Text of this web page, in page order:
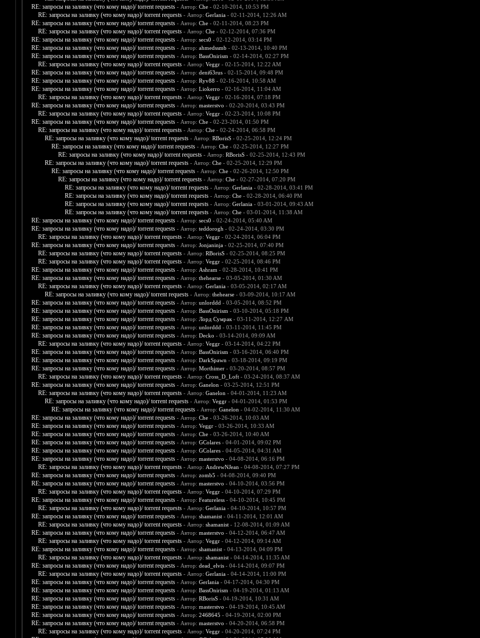
RE: запросы на заливку (что кому надо)/ torrent requests - Автор: Che- 02-10-2014, 10:53 PM
RE: запросы на заливку (что кому надо)/ torrent requests - Автор: Gerlania- 02-11-2014, 12:26 AM
RE: запросы на заливку (что кому надо)/ torrent requests - Автор: Che- 02-11-2014, 08:23 PM
RE: запросы на заливку (что кому надо)/ torrent requests - Автор: Che- 02-12-2014, 07:36 PM
RE: запросы на заливку (что кому надо)/ torrent requests - Автор: secs0 - 02-12-2014, 03:14 PM
RE: запросы на заливку (что кому надо)/ torrent requests - Автор: ahmedssmb - 02-13-2014, 10:40 PM
RE: запросы на заливку (что кому надо)/ torrent requests - Автор: BassOnirism - 02-14-2014, 02:27 PM
RE: запросы на заливку (что кому надо)/ torrent requests - Автор: Veggr- 02-15-2014, 12:22 AM
RE: запросы на заливку (что кому надо)/ torrent requests - Автор: deni63rus- 02-15-2014, 09:48 PM
RE: запросы на заливку (что кому надо)/ torrent requests - Автор: Ryv88 - 02-16-2014, 10:58 AM
RE: запросы на заливку (что кому надо)/ torrent requests - Автор: Liokerro - 02-16-2014, 11:04 AM
RE: запросы на заливку (что кому надо)/ torrent requests - Автор: Veggr- 02-16-2014, 07:18 PM
RE: запросы на заливку (что кому надо)/ torrent requests - Автор: masterstvo - 02-20-2014, 03:43 PM
RE: запросы на заливку (что кому надо)/ torrent requests - Автор: Veggr- 02-23-2014, 10:08 PM
RE: запросы на заливку (что кому надо)/ torrent requests - Автор: Che- 02-23-2014, 01:50 PM
RE: запросы на заливку (что кому надо)/ torrent requests - Автор: Che- 02-24-2014, 06:58 PM
RE: запросы на заливку (что кому надо)/ torrent requests - Автор: RBorisS- 02-25-2014, 12:24 PM
RE: запросы на заливку (что кому надо)/ torrent requests - Автор: Che- 02-25-2014, 12:27 PM
RE: запросы на заливку (что кому надо)/ torrent requests - Автор: RBorisS- 02-25-2014, 12:43 PM
RE: запросы на заливку (что кому надо)/ torrent requests - Автор: Che- 02-25-2014, 12:29 PM
RE: запросы на заливку (что кому надо)/ torrent requests - Автор: Che- 02-26-2014, 12:50 PM
RE: запросы на заливку (что кому надо)/ torrent requests - Автор: Che- 02-27-2014, 07:20 PM
RE: запросы на заливку (что кому надо)/ torrent requests - Автор: Gerlania- 02-28-2014, 03:41 PM
RE: запросы на заливку (что кому надо)/ torrent requests - Автор: Che- 02-28-2014, 06:40 PM
RE: запросы на заливку (что кому надо)/ torrent requests - Автор: Gerlania- 03-01-2014, 09:43 AM
RE: запросы на заливку (что кому надо)/ torrent requests - Автор: Che- 03-01-2014, 11:38 AM
RE: запросы на заливку (что кому надо)/ torrent requests - Автор: secs0 - 02-24-2014, 05:40 AM
RE: запросы на заливку (что кому надо)/ torrent requests - Автор: teddorogh - 02-24-2014, 03:30 PM
RE: запросы на заливку (что кому надо)/ torrent requests - Автор: Veggr- 02-24-2014, 06:04 PM
RE: запросы на заливку (что кому надо)/ torrent requests - Автор: Jonjaninja- 02-25-2014, 07:40 PM
RE: запросы на заливку (что кому надо)/ torrent requests - Автор: RBorisS- 02-25-2014, 08:25 PM
RE: запросы на заливку (что кому надо)/ torrent requests - Автор: Veggr- 02-25-2014, 08:46 PM
RE: запросы на заливку (что кому надо)/ torrent requests - Автор: Ashram - 02-28-2014, 10:41 PM
RE: запросы на заливку (что кому надо)/ torrent requests - Автор: thehearse- 03-05-2014, 01:30 AM
RE: запросы на заливку (что кому надо)/ torrent requests - Автор: Gerlania- 03-05-2014, 02:17 AM
RE: запросы на заливку (что кому надо)/ torrent requests - Автор: thehearse- 03-09-2014, 10:17 AM
RE: запросы на заливку (что кому надо)/ torrent requests - Автор: unlorddd - 03-05-2014, 08:52 PM
RE: запросы на заливку (что кому надо)/ torrent requests - Автор: BassOnirism - 03-10-2014, 05:18 PM
RE: запросы на заливку (что кому надо)/ torrent requests - Автор: Лорд Сумрак- 03-11-2014, 12:27 AM
RE: запросы на заливку (что кому надо)/ torrent requests - Автор: unlorddd - 03-11-2014, 11:45 PM
RE: запросы на заливку (что кому надо)/ torrent requests - Автор: Decko - 03-14-2014, 09:09 AM
RE: запросы на заливку (что кому надо)/ torrent requests - Автор: Veggr- 03-14-2014, 04:22 PM
RE: запросы на заливку (что кому надо)/ torrent requests - Автор: BassOnirism - 03-16-2014, 06:40 PM
RE: запросы на заливку (что кому надо)/ torrent requests - Автор: DarkSpawn - 03-18-2014, 09:19 PM
RE: запросы на заливку (что кому надо)/ torrent requests - Автор: Morthimer- 03-20-2014, 08:57 PM
RE: запросы на заливку (что кому надо)/ torrent requests - Автор: Cross_D_Loft- 03-24-2014, 08:37 AM
RE: запросы на заливку (что кому надо)/ torrent requests - Автор: Ganelon - 03-25-2014, 12:51 PM
RE: запросы на заливку (что кому надо)/ torrent requests - Автор: Ganelon - 04-01-2014, 11:23 AM
RE: запросы на заливку (что кому надо)/ torrent requests - Автор: Veggr- 04-01-2014, 01:53 PM
RE: запросы на заливку (что кому надо)/ torrent requests - Автор: Ganelon - 04-02-2014, 11:30 AM
RE: запросы на заливку (что кому надо)/ torrent requests - Автор: Che- 03-26-2014, 10:03 AM
RE: запросы на заливку (что кому надо)/ torrent requests - Автор: Veggr- 03-26-2014, 10:33 AM
RE: запросы на заливку (что кому надо)/ torrent requests - Автор: Che- 03-26-2014, 10:40 AM
RE: запросы на заливку (что кому надо)/ torrent requests - Автор: GColares- 04-01-2014, 09:02 PM
RE: запросы на заливку (что кому надо)/ torrent requests - Автор: GColares- 04-05-2014, 04:31 AM
RE: запросы на заливку (что кому надо)/ torrent requests - Автор: masterstvo - 04-08-2014, 06:16 PM
RE: запросы на заливку (что кому надо)/ torrent requests - Автор: AndrewNJean - 04-08-2014, 07:27 PM
RE: запросы на заливку (что кому надо)/ torrent requests - Автор: zomb5 - 04-08-2014, 09:40 PM
RE: запросы на заливку (что кому надо)/ torrent requests - Автор: masterstvo - 04-10-2014, 03:56 PM
RE: запросы на заливку (что кому надо)/ torrent requests - Автор: Veggr- 04-10-2014, 07:29 PM
RE: запросы на заливку (что кому надо)/ torrent requests - Автор: Featureless- 04-10-2014, 10:45 PM
RE: запросы на заливку (что кому надо)/ torrent requests - Автор: Gerlania- 04-10-2014, 10:57 PM
RE: запросы на заливку (что кому надо)/ torrent requests - Автор: shamanist- 04-11-2014, 12:01 AM
RE: запросы на заливку (что кому надо)/ torrent requests - Автор: shamanist- 12-08-2014, 01:09 AM
RE: запросы на заливку (что кому надо)/ torrent requests - Автор: masterstvo - 04-12-2014, 06:47 AM
RE: запросы на заливку (что кому надо)/ torrent requests - Автор: Veggr- 04-12-2014, 09:14 AM
RE: запросы на заливку (что кому надо)/ torrent requests - Автор: shamanist- 04-13-2014, 04:09 PM
RE: запросы на заливку (что кому надо)/ torrent requests - Автор: shamanist- 04-14-2014, 11:35 AM
RE: запросы на заливку (что кому надо)/ torrent requests - Автор: dead_elvis- 04-14-2014, 09:07 PM
RE: запросы на заливку (что кому надо)/ torrent requests - Автор: Gerlania- 04-14-2014, 11:00 PM
RE: запросы на заливку (что кому надо)/ torrent requests - Автор: Gerlania- 04-17-2014, 04:30 PM
RE: запросы на заливку (что кому надо)/ torrent requests - Автор: BassOnirism - 04-19-2014, 01:13 AM
RE: запросы на заливку (что кому надо)/ torrent requests - Автор: RBorisS- 04-19-2014, 10:31 AM
RE: запросы на заливку (что кому надо)/ torrent requests - Автор: masterstvo - 04-19-2014, 10:45 AM
RE: запросы на заливку (что кому надо)/ torrent requests - Автор: 2468645 - 04-19-2014, 02:00 PM
RE: запросы на заливку (что кому надо)/ torrent requests - Автор: masterstvo - 04-20-2014, 06:58 PM
RE: запросы на заливку (что кому надо)/ torrent requests - Автор: Veggr- 04-20-2014, 07:24 PM